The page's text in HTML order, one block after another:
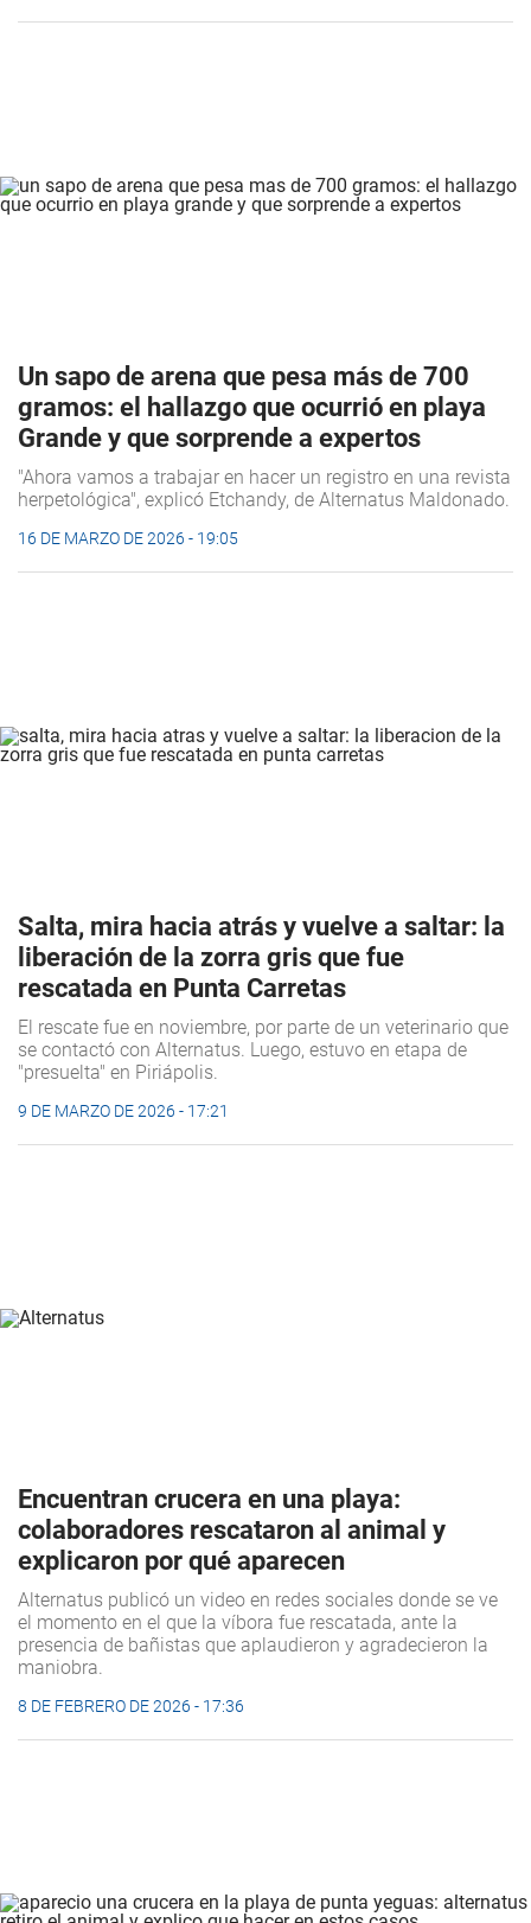
Un sapo de arena que pesa más de 700
gramos: el hallazgo que ocurrió en playa
Grande y que sorprende a expertos
"Ahora vamos a trabajar en hacer un registro en una revista
herpetológica", explicó Etchandy, de Alternatus Maldonado.
16 DE MARZO DE 2026 - 19:05
Salta, mira hacia atrás y vuelve a saltar: la
liberación de la zorra gris que fue
rescatada en Punta Carretas
El rescate fue en noviembre, por parte de un veterinario que
se contactó con Alternatus. Luego, estuvo en etapa de
"presuelta" en Piriápolis.
9 DE MARZO DE 2026 - 17:21
Encuentran crucera en una playa:
colaboradores rescataron al animal y
explicaron por qué aparecen
Alternatus publicó un video en redes sociales donde se ve
el momento en el que la víbora fue rescatada, ante la
presencia de bañistas que aplaudieron y agradecieron la
maniobra.
8 DE FEBRERO DE 2026 - 17:36